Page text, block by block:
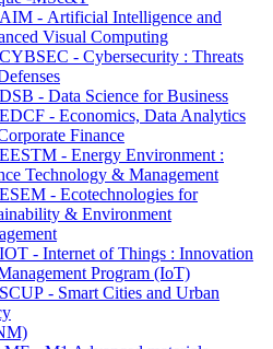
- Artificial Intelligence and
Visual Computing
- Cybersecurity : Threats
- Data Science for Business
- Economics, Data Analytics
Finance
- Energy Environment :
Technology & Management
- Ecotechnologies for
& Environment
- Internet of Things : Innovation
Program (IoT)
- Smart Cities and Urban